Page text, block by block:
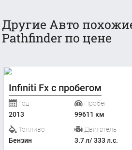
Другие Авто
Pathfinder по цене
Infiniti Fx с пробегом
Год
2013
Пробег
99611 км
Топливо
Бензин
Двигатель
3.7 л/ 333 л.с.